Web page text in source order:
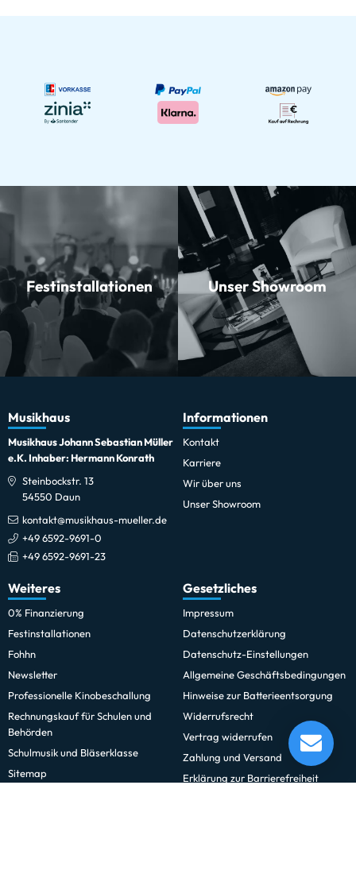
Melton MAT24 MeisterArt Tenor Horn
Momentan nicht testbereit.
Festinstallationen Unser Showroom
Musikhaus
Musikhaus Johann Sebastian Müller
e.K. Inhaber: Hermann Konrath
Steinbockstr. 13
54550 Daun
kontakt@musikhaus-mueller.de
+49 6592-9691-0
+49 6592-9691-23
Informationen
Kontakt
Karriere
Wir über uns
Unser Showroom
Weiteres
0% Finanzierung
Festinstallationen
Fohhn
Newsletter
Professionelle Kinobeschallung
Rechnungskauf für Schulen und
Behörden
Schulmusik und Bläserklasse
Sitemap
Gesetzliches
Impressum
Datenschutzerklärung
Datenschutz-Einstellungen
Allgemeine Geschäftsbedingungen
Hinweise zur Batterieentsorgung
Widerrufsrecht
Vertrag widerrufen
Zahlung und Versand
Erklärung zur Barrierefreiheit